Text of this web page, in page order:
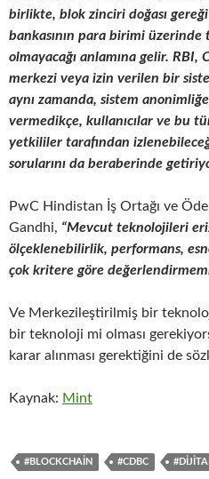
birlikte, blok zinciri doğası
bankasının para birimi
olmayacağı anlamına gelir. RBI,
merkezi veya izin verilen bir
aynı zamanda, sistem
vermedikçe, kullanıcılar ve bu
yetkililer tarafından
sorularını da beraberinde
PwC Hindistan İş Ortağı ve
Gandhi, “Mevcut teknolojileri
ölçeklenebilirlik, performans,
çok kritere göre
Ve Merkezileştirilmiş bir
bir teknoloji mi olması
karar alınması gerektiğini de
Kaynak: Mint
#BLOCKCHAIN #CDBC